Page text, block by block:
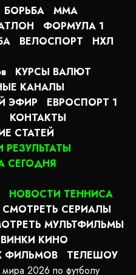
БОРЬБА
MMA
ФОРМУЛА 1
ВЕЛОСПОРТ
НХЛ
КУРСЫ ВАЛЮТ
КАНАЛЫ
ЭФИР
ЕВРОСПОРТ 1
КОНТАКТЫ
СТАТЕЙ
РЕЗУЛЬТАТЫ
СЕГОДНЯ
НОВОСТИ ТЕННИСА
СМОТРЕТЬ СЕРИАЛЫ
МУЛЬТФИЛЬМЫ
КИНО
ФИЛЬМОВ
ТЕЛЕШОУ
2026 по футболу